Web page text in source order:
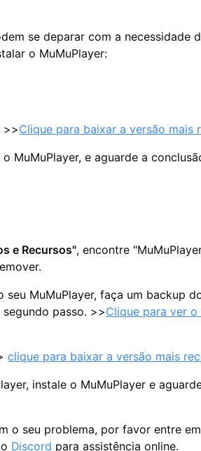
se deparar com a necessidade
o MuMuPlayer:
>>Clique para baixar a versão mais
MuMuPlayer, e aguarde a
e Recursos", encontre
MuMuPlayer, faça um backup
passo. >>Clique para ver
clique para baixar a versão mais
instale o MuMuPlayer e
o seu problema, por favor entre
Discord para assistência online.